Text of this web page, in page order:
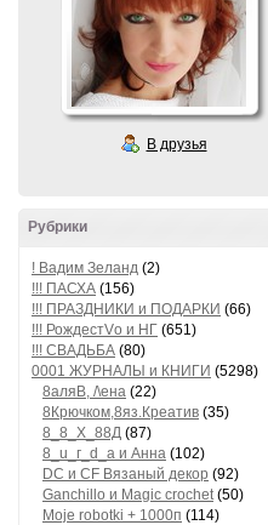
В друзья
Рубрики
! Вадим Зеланд (2)
!!! ПАСХА (156)
!!! ПРАЗДНИКИ и ПОДАРКИ (66)
!!! РождестVо и НГ (651)
!!! СВАДЬБА (80)
0001 ЖУРНАЛЫ и КНИГИ (5298)
8аляB, /\ена (22)
8Крючком,8яз.Креатив (35)
8_8_Х_88Д (87)
8_u_г_d_a и Анна (102)
DC и CF Вязаный декор (92)
Ganchillo и Magic crochet(50)
Moje robotki + 1000п (114)